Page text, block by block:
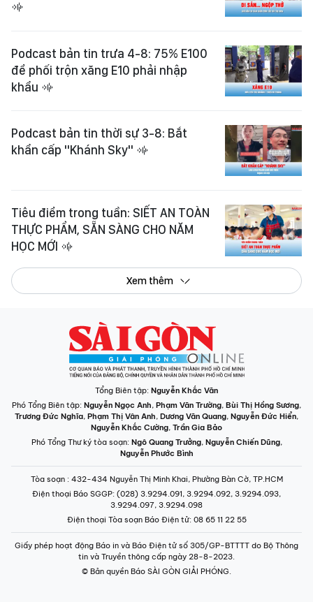
Podcast bản tin trưa 4-8: 75% E100
để phối trộn xăng E10 phải nhập
khẩu
Podcast bản tin thời sự 3-8: Bắt
khẩn cấp "Khánh Sky"
Tiêu điểm trong tuần: SIẾT AN TOÀN
THỰC PHẨM, SẴN SÀNG CHO NĂM
HỌC MỚI
Xem thêm
Tổng Biên tập: Nguyễn Khắc Văn
Phó Tổng Biên tập: Nguyễn Ngọc Anh, Phạm Văn Trường, Bùi Thị Hồng Sương,
Trương Đức Nghĩa, Phạm Thị Vân Anh, Dương Văn Quang, Nguyễn Đức Hiển,
Nguyễn Khắc Cường, Trần Gia Bảo
Phó Tổng Thư ký tòa soạn: Ngô Quang Trưởng, Nguyễn Chiến Dũng,
Nguyễn Phước Bình
Tòa soạn : 432-434 Nguyễn Thị Minh Khai, Phường Bàn Cờ, TP.HCM
Điện thoại Báo SGGP: (028) 3.9294.091, 3.9294.092, 3.9294.093,
3.9294.097, 3.9294.098
Điện thoại Tòa soạn Báo Điện tử: 08 65 11 22 55
Giấy phép hoạt động Báo in và Báo Điện tử số 305/GP-BTTTT do Bộ Thông
tin và Truyền thông cấp ngày 28-8-2023.
© Bản quyền Báo SÀI GÒN GIẢI PHÓNG.